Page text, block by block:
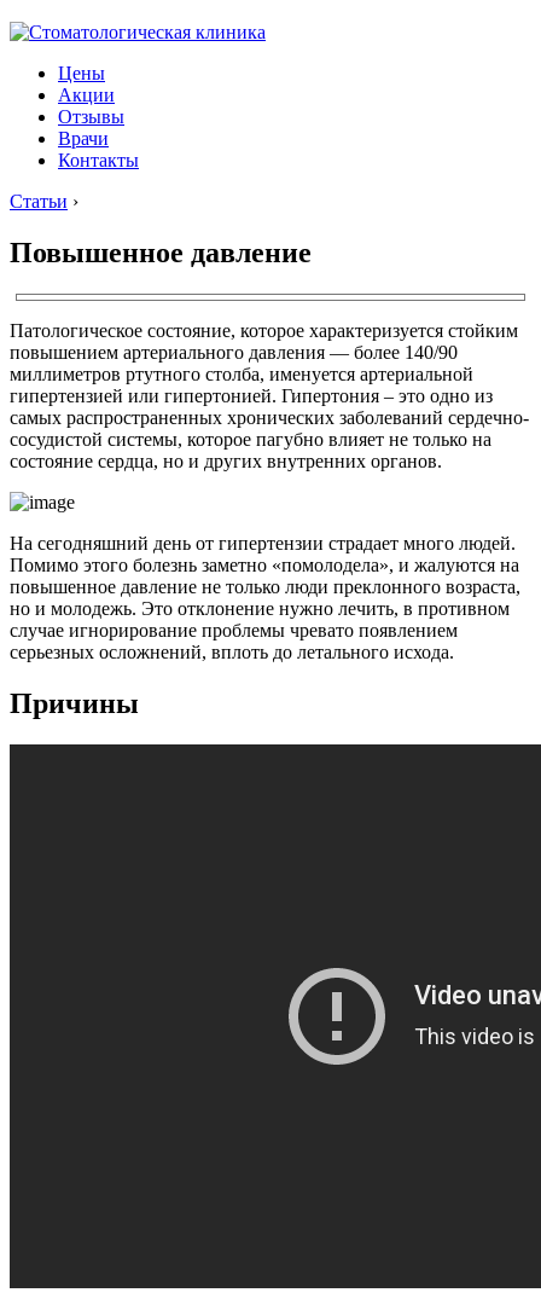
Цены
Акции
Отзывы
Врачи
Контакты
Статьи ›
Повышенное давление
Патологическое состояние, которое характеризуется стойким
повышением артериального давления — более 140/90
миллиметров ртутного столба, именуется артериальной
гипертензией или гипертонией. Гипертония – это одно из
самых распространенных хронических заболеваний сердечно-
сосудистой системы, которое пагубно влияет не только на
состояние сердца, но и других внутренних органов.
На сегодняшний день от гипертензии страдает много людей.
Помимо этого болезнь заметно «помолодела», и жалуются на
повышенное давление не только люди преклонного возраста,
но и молодежь. Это отклонение нужно лечить, в противном
случае игнорирование проблемы чревато появлением
серьезных осложнений, вплоть до летального исхода.
Причины